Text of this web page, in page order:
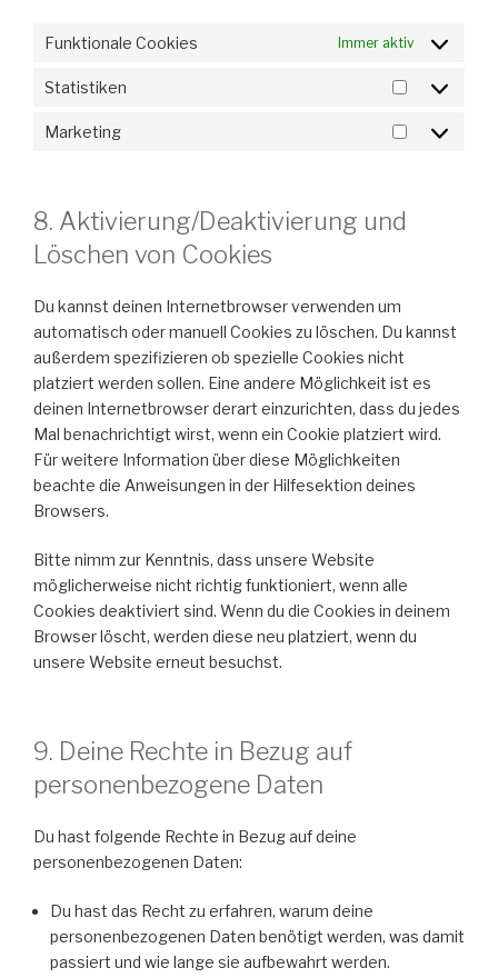
Funktionale Cookies Immer aktiv
Statistiken
Statistiken
Marketing
Marketing
8. Aktivierung/Deaktivierung und
Löschen von Cookies
Du kannst deinen Internetbrowser verwenden um
automatisch oder manuell Cookies zu löschen. Du kannst
außerdem spezifizieren ob spezielle Cookies nicht
platziert werden sollen. Eine andere Möglichkeit ist es
deinen Internetbrowser derart einzurichten, dass du jedes
Mal benachrichtigt wirst, wenn ein Cookie platziert wird.
Für weitere Information über diese Möglichkeiten
beachte die Anweisungen in der Hilfesektion deines
Browsers.
Bitte nimm zur Kenntnis, dass unsere Website
möglicherweise nicht richtig funktioniert, wenn alle
Cookies deaktiviert sind. Wenn du die Cookies in deinem
Browser löscht, werden diese neu platziert, wenn du
unsere Website erneut besuchst.
9. Deine Rechte in Bezug auf
personenbezogene Daten
Du hast folgende Rechte in Bezug auf deine
personenbezogenen Daten:
Du hast das Recht zu erfahren, warum deine
personenbezogenen Daten benötigt werden, was damit
passiert und wie lange sie aufbewahrt werden.